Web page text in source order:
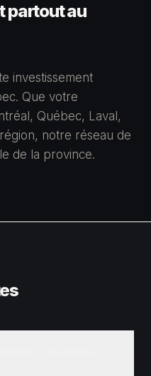
partout au
investissement
Que votre
Québec, Laval,
notre réseau de
de la province.